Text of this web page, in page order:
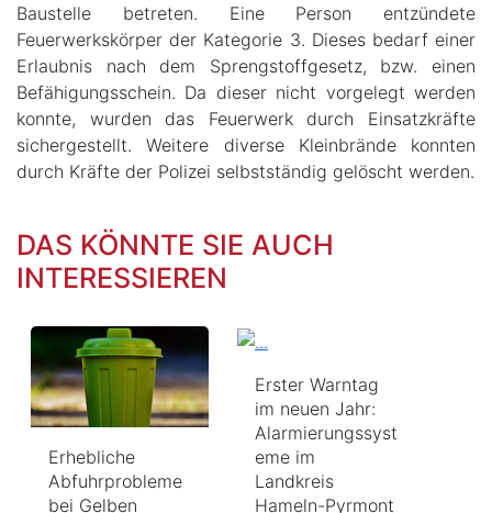
Baustelle betreten. Eine Person entzündete
Feuerwerkskörper der Kategorie 3. Dieses bedarf einer
Erlaubnis nach dem Sprengstoffgesetz, bzw. einen
Befähigungsschein. Da dieser nicht vorgelegt werden
konnte, wurden das Feuerwerk durch Einsatzkräfte
sichergestellt. Weitere diverse Kleinbrände konnten
durch Kräfte der Polizei selbstständig gelöscht werden.
DAS KÖNNTE SIE AUCH
INTERESSIEREN
Erhebliche
Abfuhrprobleme
bei Gelben
Erster Warntag
im neuen Jahr:
Alarmierungssyst
eme im
Landkreis
Hameln-Pyrmont